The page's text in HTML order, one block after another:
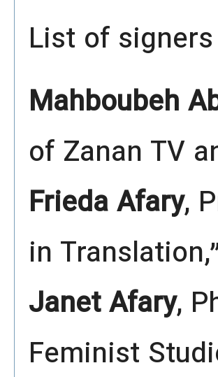
List of
Mahboubeh
of Zanan TV
Frieda Afary,
in
Janet Afary,
Feminist